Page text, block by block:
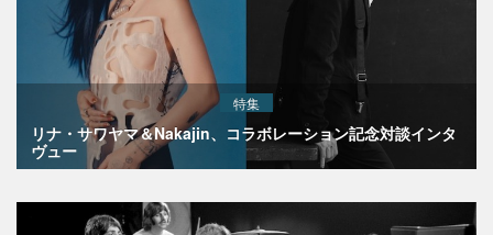
特集
リナ・サワヤマ＆Nakajin、コラボレーション記念対談インタ
ヴュー